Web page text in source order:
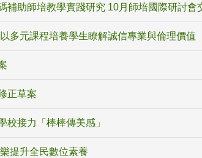
補助師培教學實踐研究 10月師培國際研討會
多元課程培養學生瞭解誠信專業與倫理價值
正草案
校接力「棒棒傳美感」
提升全民數位素養